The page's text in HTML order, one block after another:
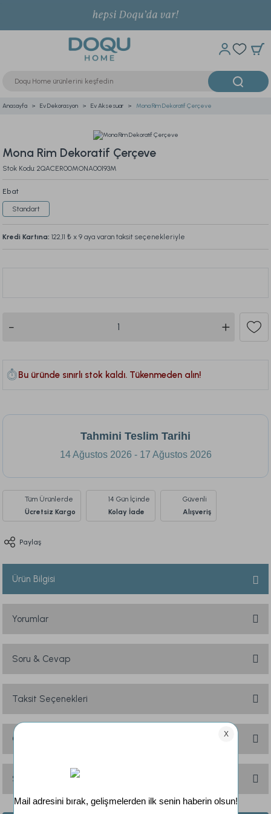
Anasayfa Ev Dekorasyon Ev Aksesuar Mona Rim Dekoratif Çerçeve
Mona Rim Dekoratif Çerçeve
Stok Kodu: 2QACER00MONA00193M
Ebat
Standart
Kredi Kartına: 122,11 ₺ x 9 aya varan taksit seçenekleriyle
Bu üründe sınırlı stok kaldı. Tükenmeden alın!
Tahmini Teslim Tarihi
14 Ağustos 2026 - 17 Ağustos 2026
Tüm Ürünlerde
Ücretsiz Kargo
14 Gün İçinde
Kolay İade
Güvenli
Alışveriş
Paylaş
Ürün Bilgisi
Yorumlar
Soru & Cevap
Ürün hakkında henüz soru sorulmamış.
Taksit Seçenekleri
Önerileriniz
yetersiz gördüğünüz noktaları öneri formunu kullanarak tarafımıza
iletebilirsiniz.
Görüş ve önerileriniz için teşekkür ederiz.
Sık Sorulan Sorular